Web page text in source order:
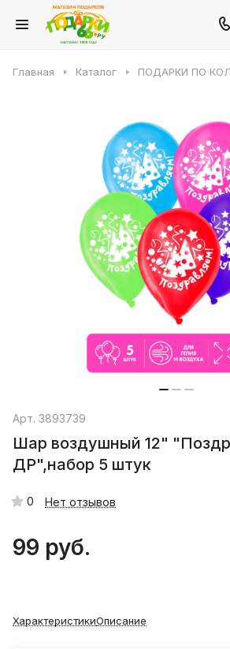
Главная Каталог ПОДАРКИ ПО
Арт. 3893739
Шар воздушный 12"
ДР",набор 5 штук
0 Нет отзывов
99 руб.
ХарактеристикиОписание